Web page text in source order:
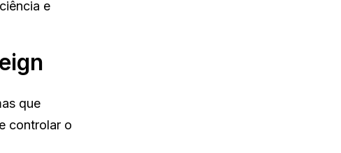
e
que
controlar o